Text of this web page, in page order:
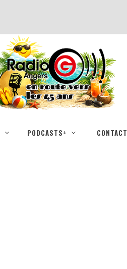
PODCASTS+ CONTACT